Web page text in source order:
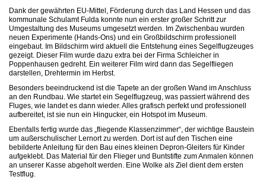
Dank der gewährten EU-Mittel, Förderung durch das Land Hessen und das
kommunale Schulamt Fulda konnte nun ein erster großer Schritt zur
Umgestaltung des Museums umgesetzt werden. Im Zwischenbau wurden
neuen Experimente (Hands-Ons) und ein Großbildschirm professionell
eingebaut. Im Bildschirm wird aktuell die Entstehung eines Segelflugzeuges
gezeigt. Dieser Film wurde dazu extra bei der Firma Schleicher in
Poppenhausen gedreht. Ein weiterer Film wird dann das Segelfliegen
darstellen, Drehtermin im Herbst.
Besonders beeindruckend ist die Tapete an der großen Wand im Anschluss
an den Rundbau. Wie startet ein Segelflugzeug, was passiert während des
Fluges, wie landet es dann wieder. Alles grafisch perfekt und professionell
aufbereitet, ist sie nun ein Hingucker, ein Hotspot im Museum.
Ebenfalls fertig wurde das „fliegende Klassenzimmer“, der wichtige Baustein
um außerschulischer Lernort zu werden. Dort ist auf den Tischen eine
bebilderte Anleitung für den Bau eines kleinen Depron-Gleiters für Kinder
aufgeklebt. Das Material für den Flieger und Buntstifte zum Anmalen können
an unserer Kasse abgeholt werden. Eine Wolke als Ziel dient dem ersten
Testflug.